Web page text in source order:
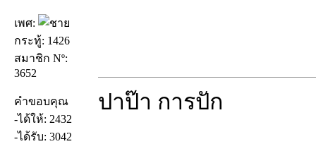
เพศ:
กระทู้: 1426
สมาชิก Nº:
3652
คำขอบคุณ
-ได้ให้: 2432
-ได้รับ: 3042
ปาป๊า การปัก